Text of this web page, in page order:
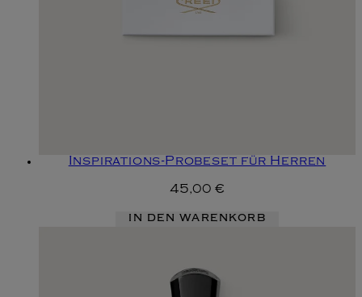
Inspirations-Probeset für Herren
45,00 €
IN DEN WARENKORB